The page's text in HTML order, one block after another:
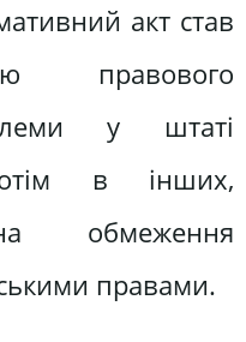
акт став
правового
у штаті
в інших,
обмеження
правами.